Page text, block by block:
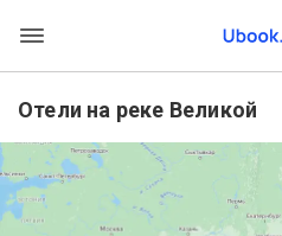
Отели на реке Великой